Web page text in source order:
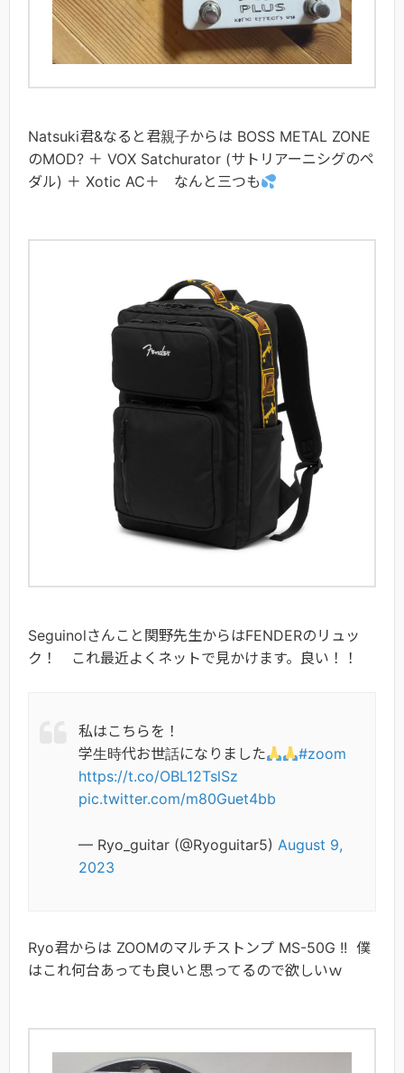
Natsuki君&なると君親子からは BOSS METAL ZONE
のMOD? ＋ VOX Satchurator (サトリアーニシグのペ
ダル) ＋ Xotic AC＋ なんと三つも
Seguinolさんこと関野先生からはFENDERのリュッ
ク！ これ最近よくネットで見かけます。良い！！
私はこちらを！
学生時代お世話になりました
#zoom
https://t.co/OBL12TslSz
pic.twitter.com/m80Guet4bb
— Ryo_guitar (@Ryoguitar5) August 9,
2023
Ryo君からは ZOOMのマルチストンプ MS-50G !! 僕
はこれ何台あっても良いと思ってるので欲しいｗ